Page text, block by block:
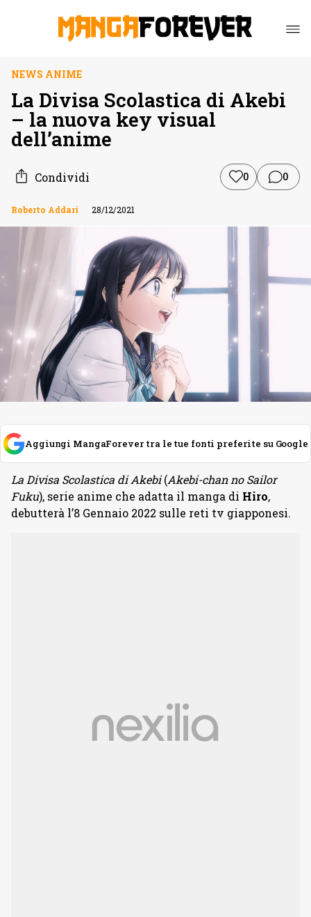
NEWS ANIME
La Divisa Scolastica di Akebi
– la nuova key visual
dell’anime
Condividi 0 0
Roberto Addari 28/12/2021
Aggiungi MangaForever tra le tue fonti preferite su Google
La Divisa Scolastica di Akebi(Akebi-chan no Sailor
Fuku), serie anime che adatta il manga di Hiro,
debutterà l’8 Gennaio 2022 sulle reti tv giapponesi.